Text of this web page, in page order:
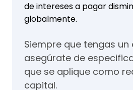
de intereses a pagar
globalmente.
Siempre que tengas un
asegúrate de
que se aplique como
capital.